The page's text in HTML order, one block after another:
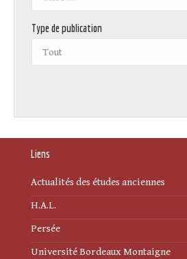
Type de publication
Liens
Actualités des études anciennes
H.A.L.
Persée
Université Bordeaux Montaigne